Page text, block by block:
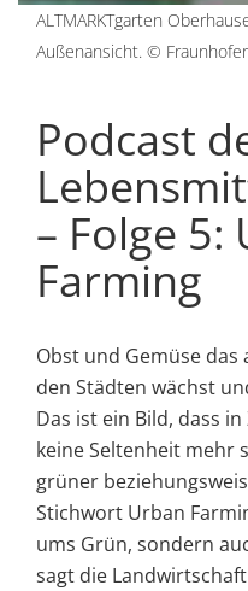
ALTMARKTgarten
Außenansicht. ©
Podcast
– Folge 5:
Farming
Obst und Gemüse
den Städten wächst
Das ist ein Bild, dass
keine Seltenheit mehr
grüner
Stichwort Urban
ums Grün, sondern
sagt die